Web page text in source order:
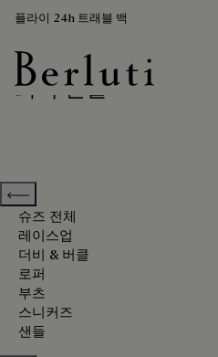
플라이 24h 트래블 백
Berluti homepage
회색 신발
Previous categories
슈즈 전체
레이스업
더비 & 버클
로퍼
부츠
스니커즈
샌들